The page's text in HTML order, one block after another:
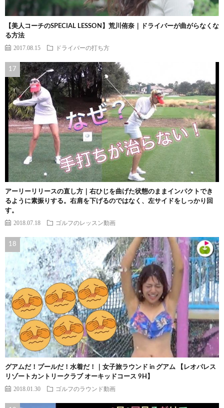
【美人コーチのSPECIAL LESSON】荒川侑奈｜ドライバーが曲がらなくな
る方法
2017.08.15 ドライバーの打ち方
アーリーリリースの直し方｜右ひじを曲げた状態のままインパクトでき
るように素振りする。右肩を下げるのではなく、左サイドをしっかり回
す。
2018.07.18 ゴルフのレッスン動画
グアムだ！プールだ！水着だ！｜女子旅ラウンド in グアム 【レオパレス
リゾートカントリークラブ オーキッドコース 9H】
2018.01.30 ゴルフのラウンド動画